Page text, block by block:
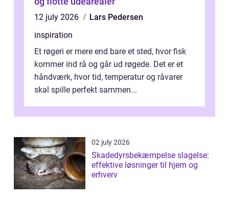
12 july 2026
Lars Pedersen
inspiration
Et røgeri er mere end bare et sted, hvor fisk
kommer ind rå og går ud røgede. Det er et
håndværk, hvor tid, temperatur og råvarer
skal spille perfekt sammen...
02 july 2026
Skadedyrsbekæmpelse slagelse:
effektive løsninger til hjem og
erhverv